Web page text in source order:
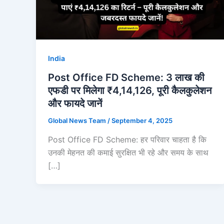
India
Post Office FD Scheme: 3 लाख की
एफडी पर मिलेगा ₹4,14,126, पूरी कैलकुलेशन
और फायदे जानें
Global News Team /September 4, 2025
Post Office FD Scheme: हर परिवार चाहता है कि
उनकी मेहनत की कमाई सुरक्षित भी रहे और समय के साथ
[…]